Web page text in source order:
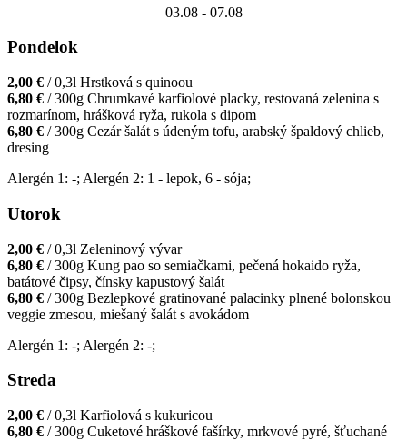
03.08 - 07.08
Pondelok
2,00 € / 0,3l Hrstková s quinoou
6,80 € / 300g Chrumkavé karfiolové placky, restovaná zelenina s
rozmarínom, hrášková ryža, rukola s dipom
6,80 € / 300g Cezár šalát s údeným tofu, arabský špaldový chlieb,
dresing
Alergén 1: -; Alergén 2: 1 - lepok, 6 - sója;
Utorok
2,00 € / 0,3l Zeleninový vývar
6,80 € / 300g Kung pao so semiačkami, pečená hokaido ryža,
batátové čipsy, čínsky kapustový šalát
6,80 € / 300g Bezlepkové gratinované palacinky plnené bolonskou
veggie zmesou, miešaný šalát s avokádom
Alergén 1: -; Alergén 2: -;
Streda
2,00 € / 0,3l Karfiolová s kukuricou
6,80 € / 300g Cuketové hráškové fašírky, mrkvové pyré, šťuchané